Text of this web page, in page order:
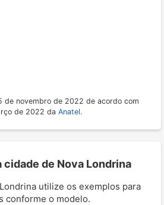
de novembro de 2022 de acordo com
de 2022 da Anatel.
cidade de Nova Londrina
utilize os exemplos para
conforme o modelo.